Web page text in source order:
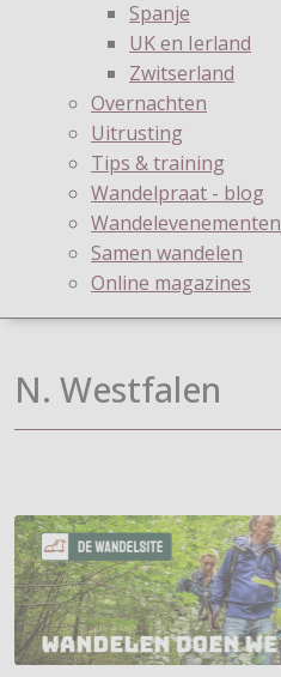
Spanje
UK en Ierland
Zwitserland
Overnachten
Uitrusting
Tips & training
Wandelpraat - blog
Wandelevenementen
Samen wandelen
Online magazines
N. Westfalen